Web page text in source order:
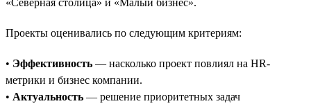
Проекты оценивались по следующим критериям:
• Эффективность — насколько проект повлиял на HR-
метрики и бизнес компании.
• Актуальность — решение приоритетных задач